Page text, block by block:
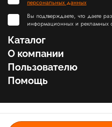
персональных данных
Вы подтверждаете, что даете
информационных и рекламных
Каталог
О компании
Пользователю
Помощь